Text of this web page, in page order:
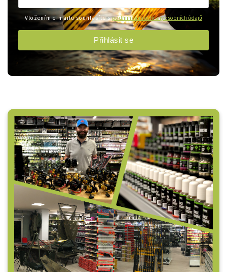
Vložením e-mailu souhlasíte spodmínkami ochrany osobních údajů
Přihlásit se